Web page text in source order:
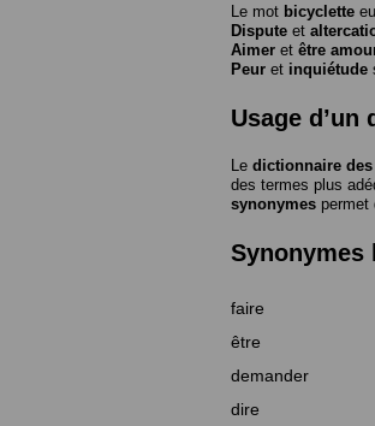
Le mot bicyclette
Dispute et
Aimer et être
Peur et inquiétude
Usage
Le dictionnaire
des termes plus
synonymes permet
Synonymes
faire
être
demander
dire